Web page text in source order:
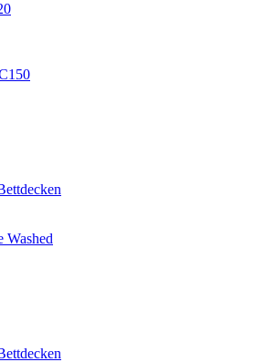
Washed